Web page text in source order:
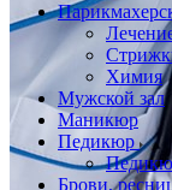
Химия
Мужской зал
Маникюр
Педикюр
Брови,